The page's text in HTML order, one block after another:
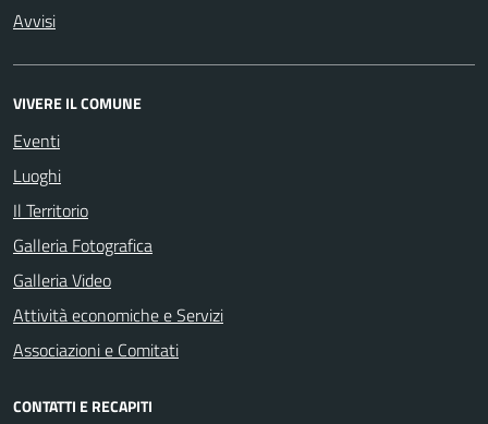
Avvisi
VIVERE IL COMUNE
Eventi
Luoghi
Il Territorio
Galleria Fotografica
Galleria Video
Attività economiche e Servizi
Associazioni e Comitati
CONTATTI E RECAPITI